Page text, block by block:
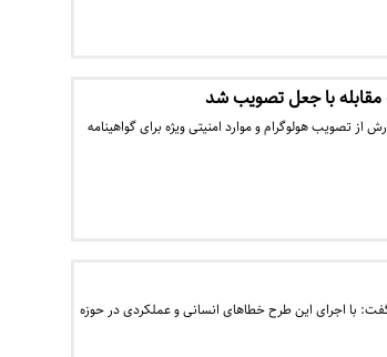
مقابله با جعل تصویب شد
تصویب هولوگرام و موارد امنیتی ویژه برای گواهینامه
با اجرای این طرح خطا‌های انسانی و عملکردی در حوزه